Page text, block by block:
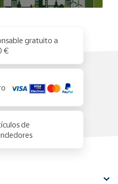
gratuito a
€
de